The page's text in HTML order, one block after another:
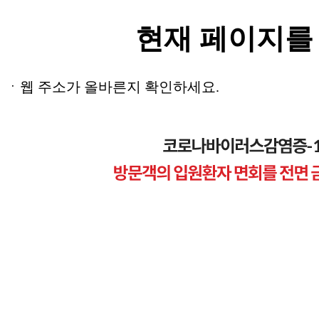
현재 페이지
ㆍ웹 주소가 올바른지 확인하세요.